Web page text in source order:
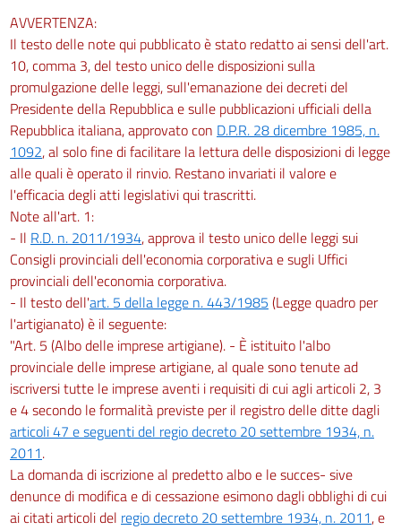
AVVERTENZA:
Il testo delle note qui pubblicato è stato redatto ai sensi dell'art.
10, comma 3, del testo unico delle disposizioni sulla
promulgazione delle leggi, sull'emanazione dei decreti del
Presidente della Repubblica e sulle pubblicazioni ufficiali della
Repubblica italiana, approvato con D.P.R. 28 dicembre 1985, n.
1092, al solo fine di facilitare la lettura delle disposizioni di legge
alle quali è operato il rinvio. Restano invariati il valore e
l'efficacia degli atti legislativi qui trascritti.
Note all'art. 1:
- Il R.D. n. 2011/1934, approva il testo unico delle leggi sui
Consigli provinciali dell'economia corporativa e sugli Uffici
provinciali dell'economia corporativa.
- Il testo dell'art. 5 della legge n. 443/1985 (Legge quadro per
l'artigianato) è il seguente:
"Art. 5 (Albo delle imprese artigiane). - È istituito l'albo
provinciale delle imprese artigiane, al quale sono tenute ad
iscriversi tutte le imprese aventi i requisiti di cui agli articoli 2, 3
e 4 secondo le formalità previste per il registro delle ditte dagli
articoli 47 e seguenti del regio decreto 20 settembre 1934, n.
2011.
La domanda di iscrizione al predetto albo e le succes- sive
denunce di modifica e di cessazione esimono dagli obblighi di cui
ai citati articoli del regio decreto 20 settembre 1934, n. 2011, e